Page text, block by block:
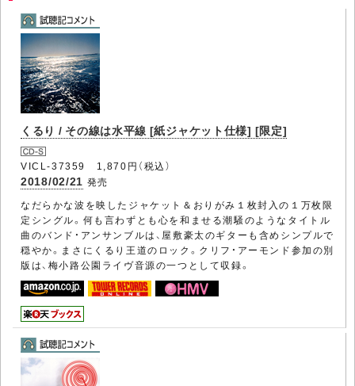
くるり / その線は水平線 [紙ジャケット仕様] [限定]
VICL-37359 1,870円（税込）
2018/02/21 発売
なだらかな波を映したジャケット＆おりがみ１枚封入の１万枚限
定シングル。何も言わずとも心を和ませる潮騒のようなタイトル
曲のバンド・アンサンブルは、屋敷豪太のギターも含めシンプルで
穏やか。まさにくるり王道のロック。クリフ・アーモンド参加の別
版は、梅小路公園ライヴ音源の一つとして収録。